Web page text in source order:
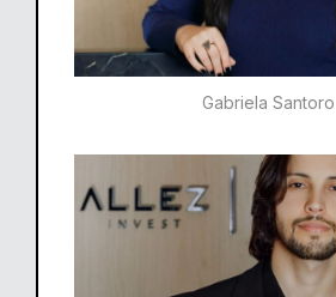
Gabriela Santoro​